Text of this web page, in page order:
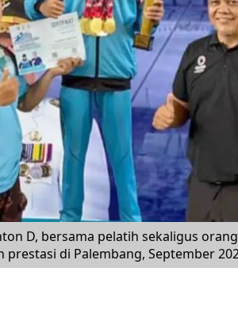
D, bersama pelatih sekaligus
di Palembang, September